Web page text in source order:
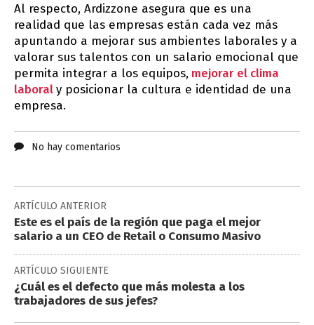
Al respecto, Ardizzone asegura que es una
realidad que las empresas están cada vez más
apuntando a mejorar sus ambientes laborales y a
valorar sus talentos con un salario emocional que
permita integrar a los equipos, mejorar el clima
laboraly posicionar la cultura e identidad de una
empresa.
No hay comentarios
ARTÍCULO ANTERIOR
Este es el país de la región que paga el mejor
salario a un CEO de Retail o Consumo Masivo
ARTÍCULO SIGUIENTE
¿Cuál es el defecto que más molesta a los
trabajadores de sus jefes?